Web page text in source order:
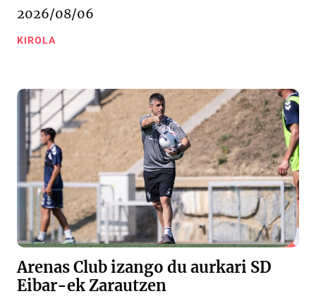
2026/08/06
KIROLA
Arenas Club izango du aurkari SD
Eibar-ek Zarautzen